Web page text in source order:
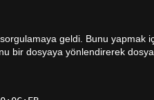
geldi. Bunu yapmak
bir dosyaya yönlendirerek